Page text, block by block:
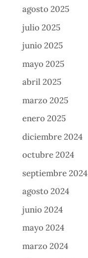
agosto 2025
julio 2025
junio 2025
mayo 2025
abril 2025
marzo 2025
enero 2025
diciembre 2024
octubre 2024
septiembre 2024
agosto 2024
junio 2024
mayo 2024
marzo 2024